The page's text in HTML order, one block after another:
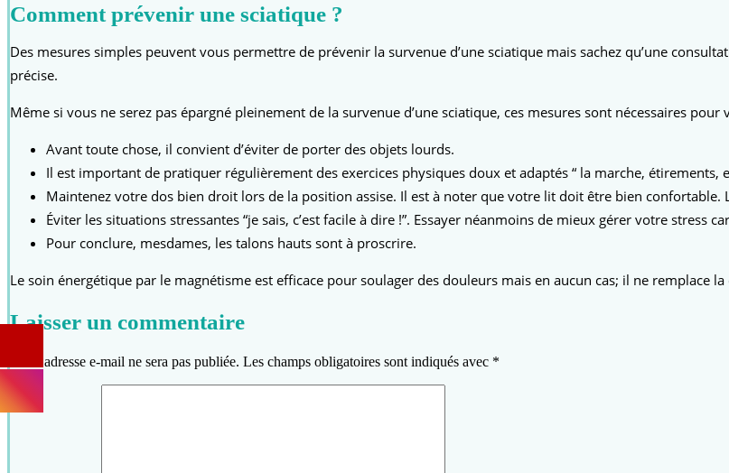
Comment prévenir une sciatique ?
Des mesures simples peuvent vous permettre de prévenir la survenue d’une sciatique mais sachez qu’une
précise.
Même si vous ne serez pas épargné pleinement de la survenue d’une sciatique, ces mesures sont nécessaires
Avant toute chose, il convient d’éviter de porter des objets lourds.
Il est important de pratiquer régulièrement des exercices physiques doux et adaptés “ la marche, étirements,
Maintenez votre dos bien droit lors de la position assise. Il est à noter que votre lit doit être bien
Éviter les situations stressantes “je sais, c’est facile à dire !”. Essayer néanmoins de mieux gérer votre stress
Pour conclure, mesdames, les talons hauts sont à proscrire.
Le soin énergétique par le magnétisme est efficace pour soulager des douleurs mais en aucun cas; il ne remplace
Laisser un commentaire
Votre adresse e-mail ne sera pas publiée. Les champs obligatoires sont indiqués avec *